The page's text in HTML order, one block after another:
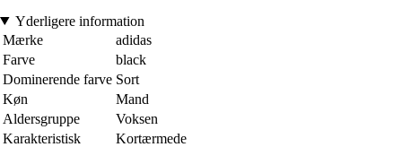
Yderligere information
Mærke
adidas
Farve
black
Dominerende farve Sort
Køn
Mand
Aldersgruppe
Voksen
Karakteristisk
Kortærmede